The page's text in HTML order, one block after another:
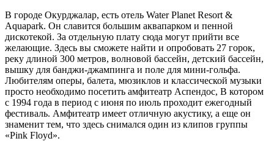
В городе Окурджалар, есть отель Water Planet Resort &
Aquapark. Он славится большим аквапарком и пенной
дискотекой. За отдельную плату сюда могут прийти все
желающие. Здесь вы сможете найти и опробовать 27 горок,
реку длиной 300 метров, волновой бассейн, детский бассейн,
вышку для банджи-джампинга и поле для мини-гольфа.
Любителям оперы, балета, мюзиклов и классической музыки
просто необходимо посетить амфитеатр Аспендос, В котором
с 1994 года в период с июня по июль проходит ежегодный
фестиваль. Амфитеатр имеет отличную акустику, а еще он
знаменит тем, что здесь снимался один из клипов группы
«Pink Floyd».